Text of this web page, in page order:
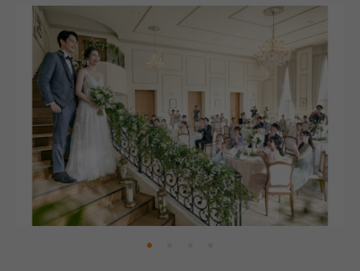
◾️人を大事にし、コミュニケーションを大切にできる
お客様はもちろんですが、一緒に働くスタッフも仲間
として、家族として大事にしています。
だからこそ、コミュニケーションを意識してくれて、
表情豊かな方に来て欲しいなと考えています！
【やりがいも休息も充実！】
完全オーダーメイドでお客様に感動をお届けする、と
いうことで仕事に関して非常にやりがいがあります
が、働いてくれているスタッフにはしっかりリフレッ
シュして欲しい、趣味やプライベートの時間を充実し
てほしい想いのもと、安定した休日取得を可能にする
シフト体制を整えています！
年間休日は113日以上、月9日休みの週休2日制(火曜定
休日＋他1日)で、スペシャルワンデイ休暇（半年に1
度の土日休暇）など特別休暇も用意しています。
また、産前産後休暇・育児休暇の実績もあり、ありが
たいことに復帰率も100%となっています！